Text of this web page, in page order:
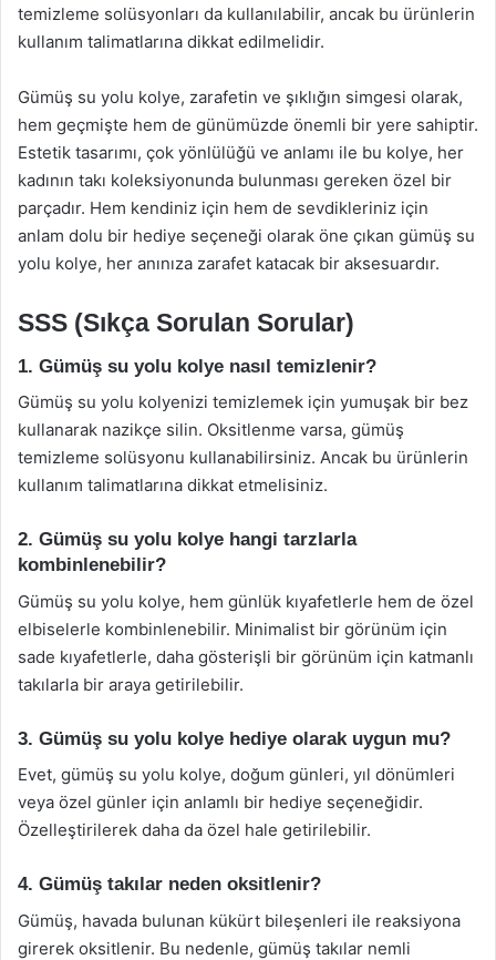
temizleme solüsyonları da kullanılabilir, ancak bu ürünlerin
kullanım talimatlarına dikkat edilmelidir.
Gümüş su yolu kolye, zarafetin ve şıklığın simgesi olarak,
hem geçmişte hem de günümüzde önemli bir yere sahiptir.
Estetik tasarımı, çok yönlülüğü ve anlamı ile bu kolye, her
kadının takı koleksiyonunda bulunması gereken özel bir
parçadır. Hem kendiniz için hem de sevdikleriniz için
anlam dolu bir hediye seçeneği olarak öne çıkan gümüş su
yolu kolye, her anınıza zarafet katacak bir aksesuardır.
SSS (Sıkça Sorulan Sorular)
1. Gümüş su yolu kolye nasıl temizlenir?
Gümüş su yolu kolyenizi temizlemek için yumuşak bir bez
kullanarak nazikçe silin. Oksitlenme varsa, gümüş
temizleme solüsyonu kullanabilirsiniz. Ancak bu ürünlerin
kullanım talimatlarına dikkat etmelisiniz.
2. Gümüş su yolu kolye hangi tarzlarla
kombinlenebilir?
Gümüş su yolu kolye, hem günlük kıyafetlerle hem de özel
elbiselerle kombinlenebilir. Minimalist bir görünüm için
sade kıyafetlerle, daha gösterişli bir görünüm için katmanlı
takılarla bir araya getirilebilir.
3. Gümüş su yolu kolye hediye olarak uygun mu?
Evet, gümüş su yolu kolye, doğum günleri, yıl dönümleri
veya özel günler için anlamlı bir hediye seçeneğidir.
Özelleştirilerek daha da özel hale getirilebilir.
4. Gümüş takılar neden oksitlenir?
Gümüş, havada bulunan kükürt bileşenleri ile reaksiyona
girerek oksitlenir. Bu nedenle, gümüş takılar nemli